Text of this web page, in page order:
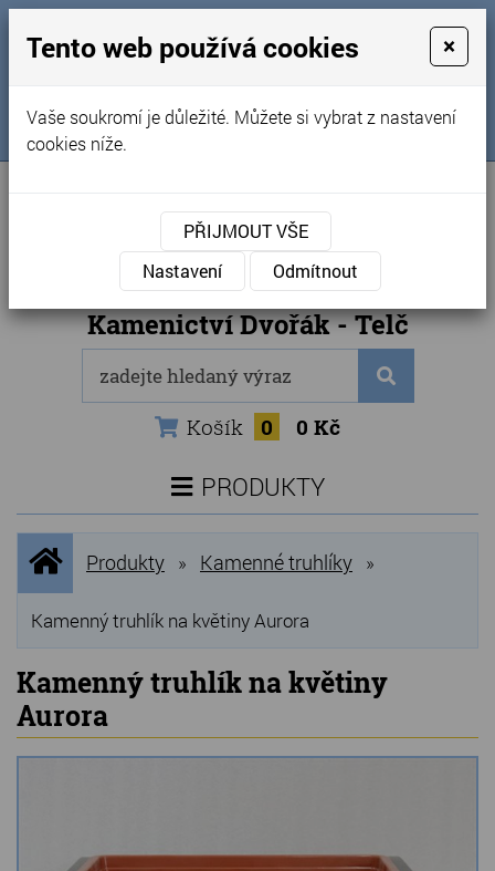
Obchodní podmínky
Kontakty
Naše kamenictví
Sledujte nás na FB
Internetový obchod
Kamenictví Dvořák - Telč
Košík 0 0 Kč
PRODUKTY
NOVINKY
NEJPRODÁVANĚJŠÍ
VÝPRODEJ
Produkty
Grilovací, pečící kameny
Lávové grilovací kameny
Chladící kostky a puky
Úvodní
stránka
Produkty » Kamenné truhlíky »
Kamenný truhlík na květiny Aurora
Kamenný truhlík na květiny
Aurora
Tento web používá cookies ×
Vaše soukromí je důležité. Můžete si vybrat z nastavení
cookies níže.
PŘIJMOUT VŠE
Nastavení
Odmítnout